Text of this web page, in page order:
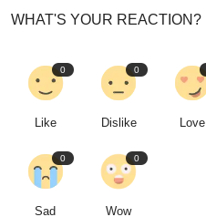
WHAT'S YOUR REACTION?
0
Like
0
Dislike Love
0
Sad
0
Wow